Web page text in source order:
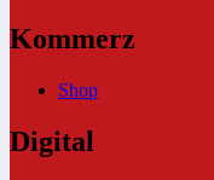
Kommerz
Shop
Digital